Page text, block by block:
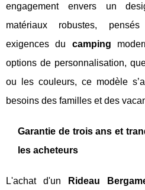
engagement envers un
matériaux robustes,
exigences du camping
options de personnalisation,
ou les couleurs, ce modèle
besoins des familles et des
Garantie de trois ans et
les acheteurs
L'achat d'un Rideau